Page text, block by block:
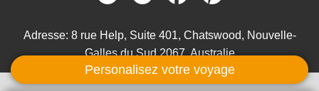
Personalisez votre voyage
Adresse: 8 rue Help, Suite 401, Chatswood, Nouvelle-
Galles du Sud 2067, Australie